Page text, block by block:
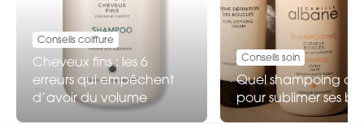
Conseils coiffure
Cheveux fins : les 6
erreurs qui empêchent
d’avoir du volume
Conseils soin
Quel shampoing
pour sublimer ses